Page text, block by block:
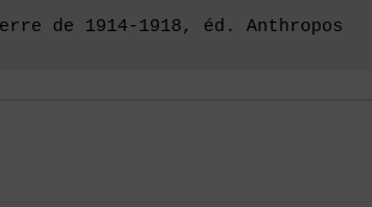
de 1914-1918, éd. Anthropos